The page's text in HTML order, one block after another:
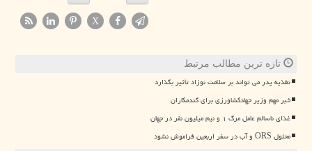
X
تازه ترین مطالب مرتبط
تغذیه پدر می تواند بر سلامت نوزاد تأثیر بگذارد
خبر مهم وزیر جهادکشاورزی برای گندمکاران
غذای ناسالم عامل مرگ ۱ و نیم میلیون نفر در جهان
محلول ORS و آب در سفر اربعین فراموش نشود